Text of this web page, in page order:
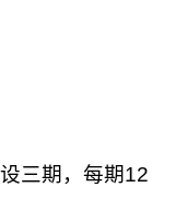
三期，每期12